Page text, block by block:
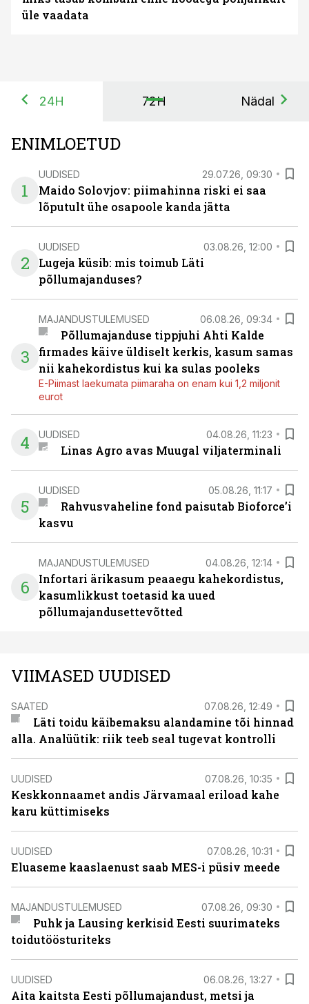
üle vaadata
24H 72H Nädal
ENIMLOETUD
1
UUDISED 29.07.26, 09:30
Maido Solovjov: piimahinna riski ei saa
lõputult ühe osapoole kanda jätta
2
UUDISED 03.08.26, 12:00
Lugeja küsib: mis toimub Läti
põllumajanduses?
3
MAJANDUSTULEMUSED 06.08.26, 09:34
Põllumajanduse tippjuhi Ahti Kalde
firmades käive üldiselt kerkis, kasum samas
nii kahekordistus kui ka sulas pooleks
E-Piimast laekumata piimaraha on enam kui 1,2 miljonit
eurot
4 UUDISED 04.08.26, 11:23
Linas Agro avas Muugal viljaterminali
5
UUDISED 05.08.26, 11:17
Rahvusvaheline fond paisutab Bioforce’i
kasvu
6
MAJANDUSTULEMUSED 04.08.26, 12:14
Infortari ärikasum peaaegu kahekordistus,
kasumlikkust toetasid ka uued
põllumajandusettevõtted
VIIMASED UUDISED
SAATED 07.08.26, 12:49
Läti toidu käibemaksu alandamine tõi hinnad
alla. Analüütik: riik teeb seal tugevat kontrolli
UUDISED 07.08.26, 10:35
Keskkonnaamet andis Järvamaal eriload kahe
karu küttimiseks
UUDISED 07.08.26, 10:31
Eluaseme kaaslaenust saab MES-i püsiv meede
MAJANDUSTULEMUSED 07.08.26, 09:30
Puhk ja Lausing kerkisid Eesti suurimateks
toidutöösturiteks
UUDISED 06.08.26, 13:27
Aita kaitsta Eesti põllumajandust, metsi ja